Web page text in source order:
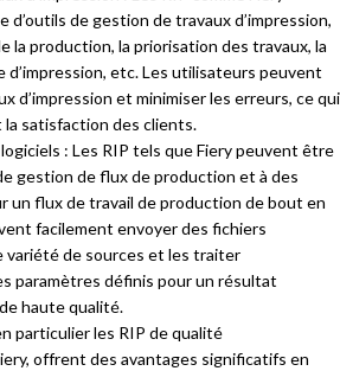
de gestion de travaux d’impression,
la production, la priorisation des travaux, la
etc. Les utilisateurs peuvent
d’impression et minimiser les erreurs, ce qui
satisfaction des clients.
: Les RIP tels que Fiery peuvent être
gestion de flux de production et à des
un flux de travail de production de bout en
facilement envoyer des fichiers
variété de sources et les traiter
paramètres définis pour un résultat
haute qualité.
particulier les RIP de qualité
offrent des avantages significatifs en